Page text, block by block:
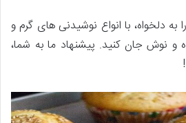
دلخواه، با انواع نوشیدنی ­های گرم و
و نوش جان کنید. پیشنهاد ما به شما،